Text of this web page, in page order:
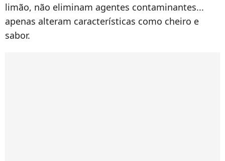
limão, não eliminam agentes contaminantes...
apenas alteram características como cheiro e
sabor.